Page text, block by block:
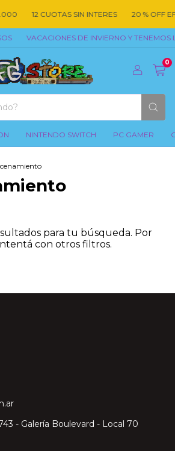
12 CUOTAS SIN INTERES 20 % OFF
VACACIONES DE INVIERNO Y TENEMOS
0
NINTENDO SWITCH PC GAMER
para tu búsqueda. Por
con otros filtros.
- Galería Boulevard - Local 70